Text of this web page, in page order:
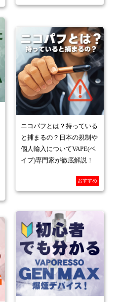
ニコパフとは？持っている
と捕まるの？日本の規制や
個人輸入についてVAPE(ベ
イプ)専門家が徹底解説！
おすすめ